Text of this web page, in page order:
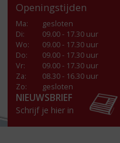
Openingstijden
Ma:
gesloten
Di:
09.00 - 17.30 uur
Wo:
09.00 - 17.30 uur
Do:
09.00 - 17.30 uur
Vr:
09.00 - 17.30 uur
Za:
08.30 - 16.30 uur
Zo:
gesloten
NIEUWSBRIEF
Schrijf je hier in